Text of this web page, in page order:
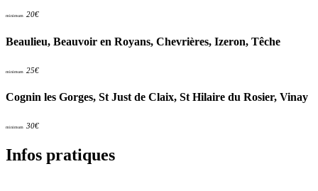
minimum 20€
Beaulieu, Beauvoir en Royans, Chevrières, Izeron, Têche
minimum 25€
Cognin les Gorges, St Just de Claix, St Hilaire du Rosier, Vinay
minimum 30€
Infos pratiques